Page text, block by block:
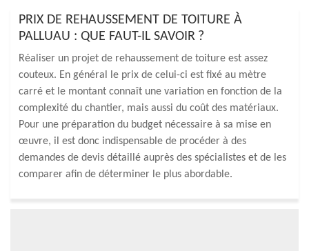
PRIX DE REHAUSSEMENT DE TOITURE À
PALLUAU : QUE FAUT-IL SAVOIR ?
Réaliser un projet de rehaussement de toiture est assez
couteux. En général le prix de celui-ci est fixé au mètre
carré et le montant connaît une variation en fonction de la
complexité du chantier, mais aussi du coût des matériaux.
Pour une préparation du budget nécessaire à sa mise en
œuvre, il est donc indispensable de procéder à des
demandes de devis détaillé auprès des spécialistes et de les
comparer afin de déterminer le plus abordable.